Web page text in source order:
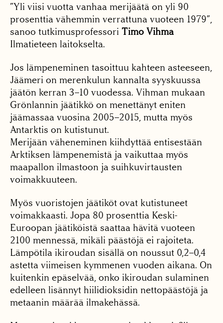
”Yli viisi vuotta vanhaa merijäätä on yli 90
prosenttia vähemmin verrattuna vuoteen 1979”,
sanoo tutkimusprofessori Timo Vihma
Ilmatieteen laitokselta.
Jos lämpeneminen tasoittuu kahteen asteeseen,
Jäämeri on merenkulun kannalta syyskuussa
jäätön kerran 3–10 vuodessa. Vihman mukaan
Grönlannin jäätikkö on menettänyt eniten
jäämassaa vuosina 2005–2015, mutta myös
Antarktis on kutistunut.
Merijään väheneminen kiihdyttää entisestään
Arktiksen lämpenemistä ja vaikuttaa myös
maapallon ilmastoon ja suihkuvirtausten
voimakkuuteen.
Myös vuoristojen jäätiköt ovat kutistuneet
voimakkaasti. Jopa 80 prosenttia Keski-
Euroopan jäätiköistä saattaa hävitä vuoteen
2100 mennessä, mikäli päästöjä ei rajoiteta.
Lämpötila ikiroudan sisällä on noussut 0,2–0,4
astetta viimeisen kymmenen vuoden aikana. On
kuitenkin epäselvää, onko ikiroudan sulaminen
edelleen lisännyt hiilidioksidin nettopäästöjä ja
metaanin määrää ilmakehässä.